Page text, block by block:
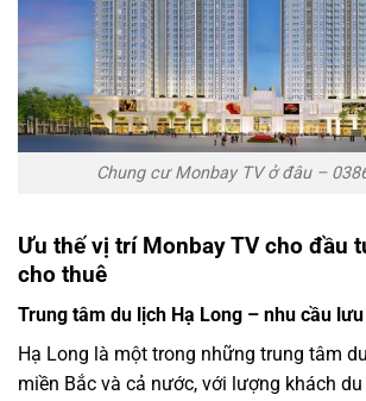
Chung cư Monbay TV ở đâu –
Ưu thế vị trí Monbay TV cho đầu
cho thuê
Trung tâm du lịch Hạ Long – nhu cầu
Hạ Long là một trong những trung tâm
miền Bắc và cả nước, với lượng khách